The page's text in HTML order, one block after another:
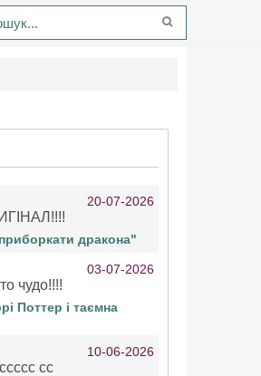
20-07-2026
дракона"
03-07-2026
чудо!!!!
Поттер і таємна
10-06-2026
сс